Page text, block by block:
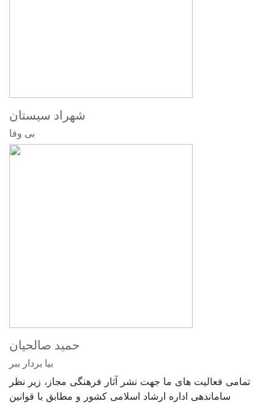
شهراد سیستان
بی وفا
حمید صالحیان
بیا بردار ببر
تمامی فعالیت های ما جهت نشر آثار فرهنگی مجاز، زیر نظر
ساماندهی اداره ارشاد اسلامی کشور و مطابق با قوانین